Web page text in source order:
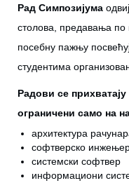
Рад Симпозијума
столова, предавања по
посебну пажњу
студентима
Радови се
ограничени само на
архитектура
софтверско
системски софтвер
информациони